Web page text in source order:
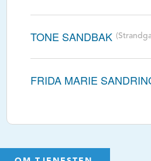
TONE SANDBAK
FRIDA MARIE